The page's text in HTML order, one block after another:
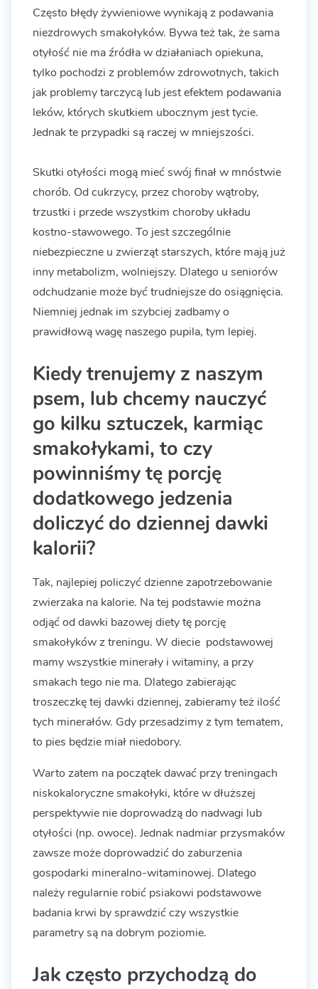
Często błędy żywieniowe wynikają z podawania
niezdrowych smakołyków. Bywa też tak, że sama
otyłość nie ma źródła w działaniach opiekuna,
tylko pochodzi z problemów zdrowotnych, takich
jak problemy tarczycą lub jest efektem podawania
leków, których skutkiem ubocznym jest tycie.
Jednak te przypadki są raczej w mniejszości.
Skutki otyłości mogą mieć swój finał w mnóstwie
chorób. Od cukrzycy, przez choroby wątroby,
trzustki i przede wszystkim choroby układu
kostno-stawowego. To jest szczególnie
niebezpieczne u zwierząt starszych, które mają już
inny metabolizm, wolniejszy. Dlatego u seniorów
odchudzanie może być trudniejsze do osiągnięcia.
Niemniej jednak im szybciej zadbamy o
prawidłową wagę naszego pupila, tym lepiej.
Kiedy trenujemy z naszym
psem, lub chcemy nauczyć
go kilku sztuczek, karmiąc
smakołykami, to czy
powinniśmy tę porcję
dodatkowego jedzenia
doliczyć do dziennej dawki
kalorii?
Tak, najlepiej policzyć dzienne zapotrzebowanie
zwierzaka na kalorie. Na tej podstawie można
odjąć od dawki bazowej diety tę porcję
smakołyków z treningu. W diecie podstawowej
mamy wszystkie minerały i witaminy, a przy
smakach tego nie ma. Dlatego zabierając
troszeczkę tej dawki dziennej, zabieramy też ilość
tych minerałów. Gdy przesadzimy z tym tematem,
to pies będzie miał niedobory.
Warto zatem na początek dawać przy treningach
niskokaloryczne smakołyki, które w dłuższej
perspektywie nie doprowadzą do nadwagi lub
otyłości (np. owoce). Jednak nadmiar przysmaków
zawsze może doprowadzić do zaburzenia
gospodarki mineralno-witaminowej. Dlatego
należy regularnie robić psiakowi podstawowe
badania krwi by sprawdzić czy wszystkie
parametry są na dobrym poziomie.
Jak często przychodzą do